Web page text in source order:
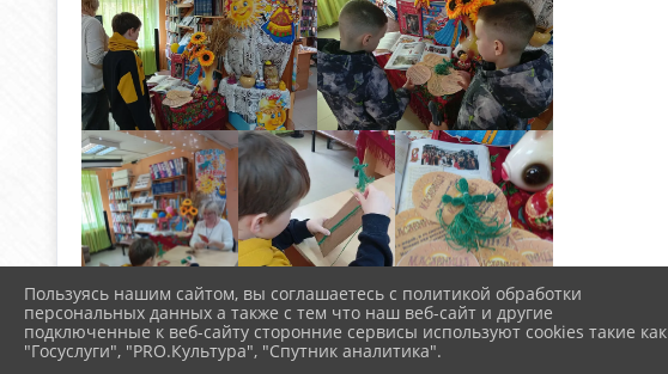
Пользуясь нашим сайтом, вы соглашаетесь с политикой обработки
персональных данных а также с тем что наш веб-сайт и другие
подключенные к веб-сайту сторонние сервисы используют cookies такие как
"Госуслуги", "PRO.Культура", "Спутник аналитика".